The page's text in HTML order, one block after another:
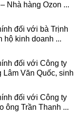
Nhà hàng Ozon ...
đối với bà Trịnh
hộ kinh doanh ...
đối với Công ty
Văn Quốc, sinh
đối với Công ty
ông Trần Thanh ...